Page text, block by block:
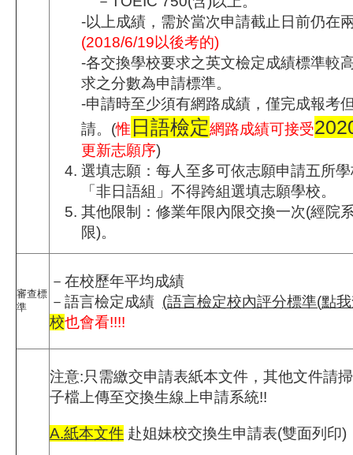
-以上成績，需於當次申請截止日前仍在
(2018/6/19以後考的)
-各交換學校要求之英文檢定成績標準較
求之分數為申請標準。
-申請時至少須有網路成績，僅完成報考
請。(惟 日語檢定網路成績可接受
更新志願序)
選填志願：每人至多可依志願申請五所
「非日語組」不得跨組選填志願學校。
其他限制：修業年限內限交換一次(經院
限)。
審查標
準
－在校歷年平均成績
－語言檢定成績 (語言檢定校內評分標準(點
校也會看!!!!
注意:只需繳交申請表紙本文件，其他文件請
子檔上傳至交換生線上申請系統!!
A.紙本文件 赴姐妹校交換生申請表(雙面列印)